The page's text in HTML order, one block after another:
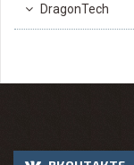
DragonTech